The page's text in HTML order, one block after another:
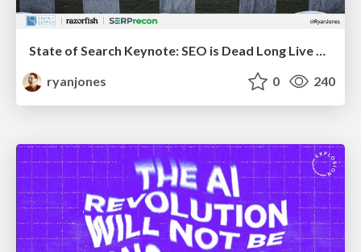
ryanjones
0 240